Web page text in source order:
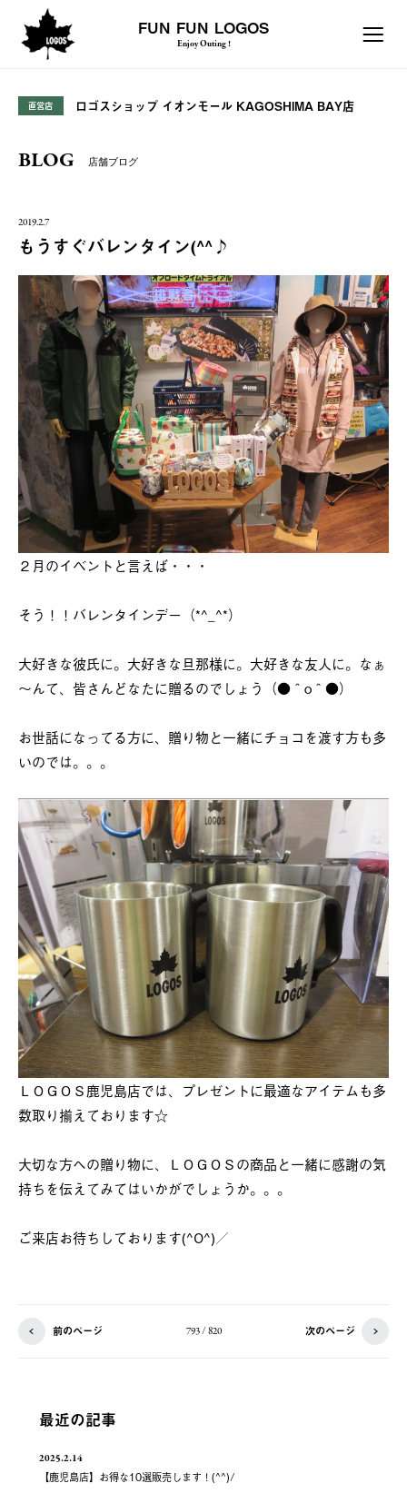
FUN FUN LOGOS
Enjoy Outing !
直営店 ロゴスショップ イオンモール KAGOSHIMA BAY店
BLOG 店舗ブログ
2019.2.7
もうすぐバレンタイン(^^♪
２月のイベントと言えば・・・
そう！！バレンタインデー（*^_^*）
大好きな彼氏に。大好きな旦那様に。大好きな友人に。なぁ
～んて、皆さんどなたに贈るのでしょう（●＾o＾●）
お世話になってる方に、贈り物と一緒にチョコを渡す方も多
いのでは。。。
ＬＯＧＯＳ鹿児島店では、プレゼントに最適なアイテムも多
数取り揃えております☆
大切な方への贈り物に、ＬＯＧＯＳの商品と一緒に感謝の気
持ちを伝えてみてはいかがでしょうか。。。
ご来店お待ちしております(^O^)／
前のページ 793 / 820 次のページ
最近の記事
2025.2.14
【鹿児島店】お得な10選販売します！(^^)/